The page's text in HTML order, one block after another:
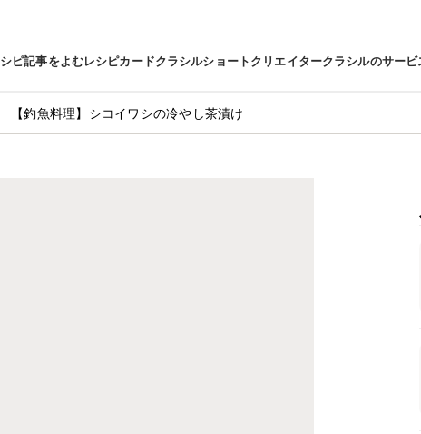
ピ記事をよむレシピカードクラシルショートクリエイタークラシルのサービ
【釣魚料理】シコイワシの冷やし茶漬け